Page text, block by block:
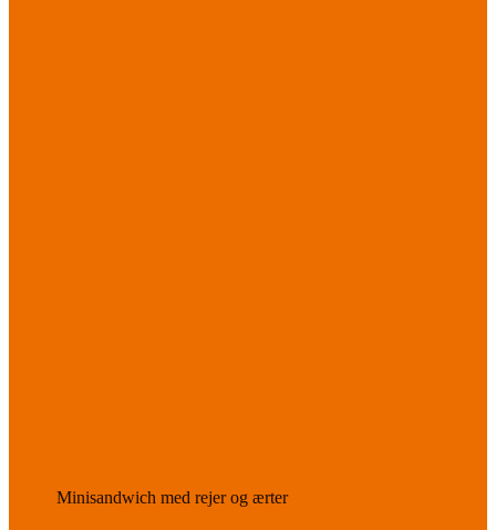
Minisandwich med rejer og ærter